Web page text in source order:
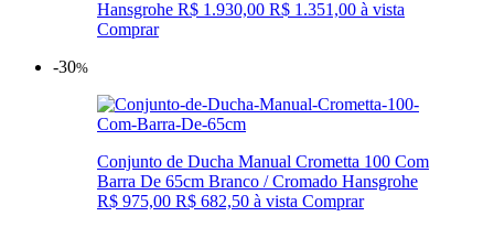
Hansgrohe R$ 1.930,00 R$ 1.351,00 à vista
Comprar
-30%
Conjunto de Ducha Manual Crometta 100 Com
Barra De 65cm Branco / Cromado Hansgrohe
R$ 975,00 R$ 682,50 à vista Comprar